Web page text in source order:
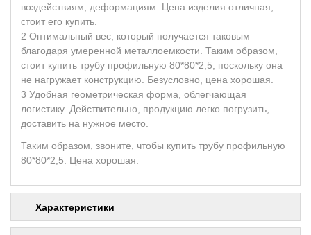
воздействиям, деформациям. Цена изделия отличная,
стоит его купить.
Оптимальный вес, который получается таковым
благодаря умеренной металлоемкости. Таким образом,
стоит купить трубу профильную 80*80*2,5, поскольку она
не нагружает конструкцию. Безусловно, цена хорошая.
Удобная геометрическая форма, облегчающая
логистику. Действительно, продукцию легко погрузить,
доставить на нужное место.
Таким образом, звоните, чтобы купить трубу профильную
80*80*2,5. Цена хорошая.
Характеристики